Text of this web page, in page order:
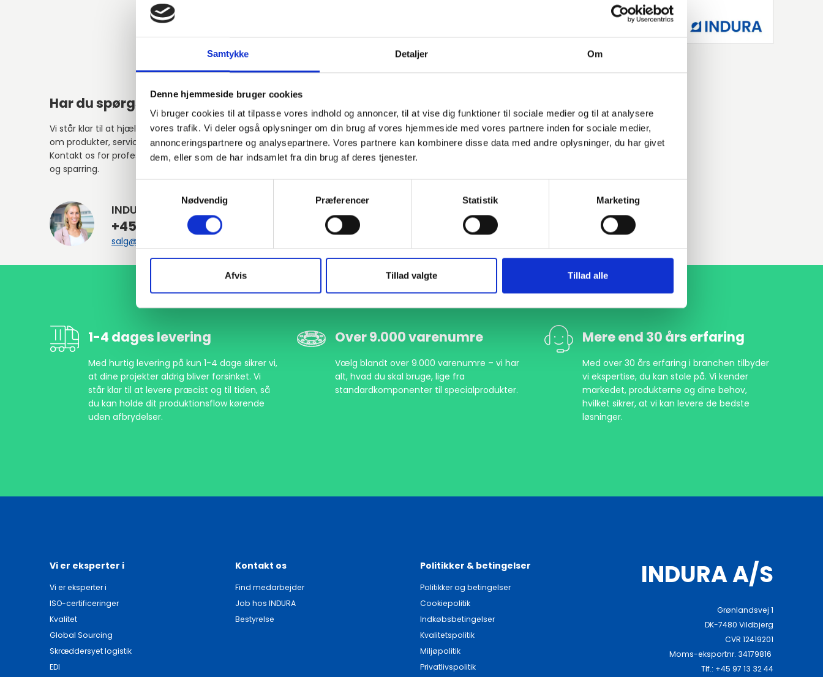
Samtykke Detaljer Om
Denne hjemmeside bruger cookies
Vi bruger cookies til at tilpasse vores indhold og annoncer, til at vise dig funktioner til sociale medier og til at analysere
vores trafik. Vi deler også oplysninger om din brug af vores hjemmeside med vores partnere inden for sociale medier,
annonceringspartnere og analysepartnere. Vores partnere kan kombinere disse data med andre oplysninger, du har givet
dem, eller som de har indsamlet fra din brug af deres tjenester.
Nødvendig
Præferencer Statistik Marketing
Afvis Tillad valgte Tillad alle
Har du spørgsmål?
Vi står klar til at hjælpe med spørgsmål
om produkter, service eller andet.
Kontakt os for professionel rådgivning
og sparring.
INDURA DK
+45 97 13 32 44
salg@indura.com
1-4 dages levering
Med hurtig levering på kun 1-4 dage sikrer vi,
at dine projekter aldrig bliver forsinket. Vi
står klar til at levere præcist og til tiden, så
du kan holde dit produktionsflow kørende
uden afbrydelser.
Over 9.000 varenumre
Vælg blandt over 9.000 varenumre – vi har
alt, hvad du skal bruge, lige fra
standardkomponenter til specialprodukter.
Mere end 30 års erfaring
Med over 30 års erfaring i branchen tilbyder
vi ekspertise, du kan stole på. Vi kender
markedet, produkterne og dine behov,
hvilket sikrer, at vi kan levere de bedste
løsninger.
Vi er eksperter i
Vi er eksperter i
ISO-certificeringer
Kvalitet
Global Sourcing
Skræddersyet logistik
EDI
Kontakt os
Find medarbejder
Job hos INDURA
Bestyrelse
Politikker & betingelser
Politikker og betingelser
Cookiepolitik
Indkøbsbetingelser
Kvalitetspolitik
Miljøpolitik
Privatlivspolitik
INDURA A/S
Grønlandsvej 1
DK-7480 Vildbjerg
CVR 12419201
Moms-eksportnr. 34179816
Tlf.: +45 97 13 32 44